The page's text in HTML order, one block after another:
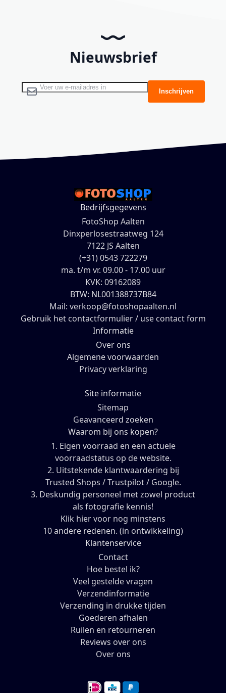
Nieuwsbrief
Abonneer u op onze nieuwsbrief Inschrijven
Bedrijfsgegevens
FotoShop Aalten
Dinxperlosestraatweg 124
7122 JS Aalten
(+31) 0543 722279
ma. t/m vr. 09.00 - 17.00 uur
KVK: 09162089
BTW: NL001388737B84
Mail: verkoop@fotoshopaalten.nl
Gebruik het contactformulier / use contact form
Informatie
Over ons
Algemene voorwaarden
Privacy verklaring
Site informatie
Sitemap
Geavanceerd zoeken
Waarom bij ons kopen?
1. Eigen voorraad en een actuele
voorraadstatus op de website.
2. Uitstekende klantwaardering bij
Trusted Shops / Trustpilot / Google.
3. Deskundig personeel met zowel product
als fotografie kennis!
Klik hier voor nog minstens
10 andere redenen. (in ontwikkeling)
Klantenservice
Contact
Hoe bestel ik?
Veel gestelde vragen
Verzendinformatie
Verzending in drukke tijden
Goederen afhalen
Ruilen en retourneren
Reviews over ons
Over ons